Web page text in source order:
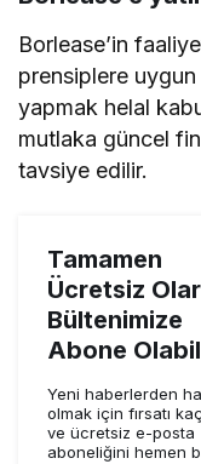
Borlease’in
prensiplere uygun
yapmak helal
mutlaka güncel
tavsiye edilir.
Tamamen
Ücretsiz
Bültenimize
Abone
Yeni haberlerden
olmak için fırsatı
ve ücretsiz e-posta
aboneliğini hemen